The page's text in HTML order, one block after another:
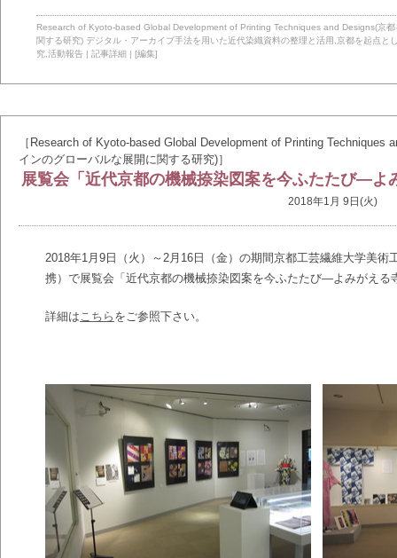
Research of Kyoto-based Global Development of Printing Techniques and Designs(京
関する研究) デジタル・アーカイブ手法を用いた近代染織資料の整理と活用 京都を起点と
究 活動報告 | 記事詳細 | [編集]
［Research of Kyoto-based Global Development of Printing Techniques
インのグローバルな展開に関する研究)］
展覧会「近代京都の機械捺染図案を今ふたたび―
2018年1月 9日(火)
2018年1月9日（火）～2月16日（金）の期間京都工芸繊維大学美
携）で展覧会「近代京都の機械捺染図案を今ふたたび―よみがえ
詳細は こちら をご参照下さい。